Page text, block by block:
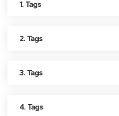
1. Tags
2. Tags
3. Tags
4. Tags